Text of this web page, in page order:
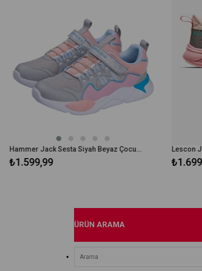
Hammer Jack Sesta Siyah Beyaz Çocuk Spor Ayakkabı 490 160-F
₺1.599,99 ₺1.699,99
ÜRÜN ARAMA